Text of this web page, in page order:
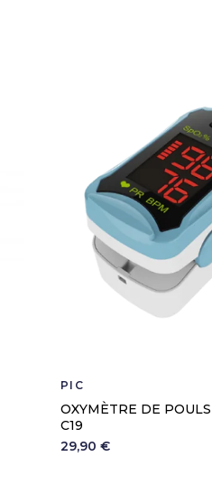
PIC
OXYMÈTRE DE
C19
29,90 €